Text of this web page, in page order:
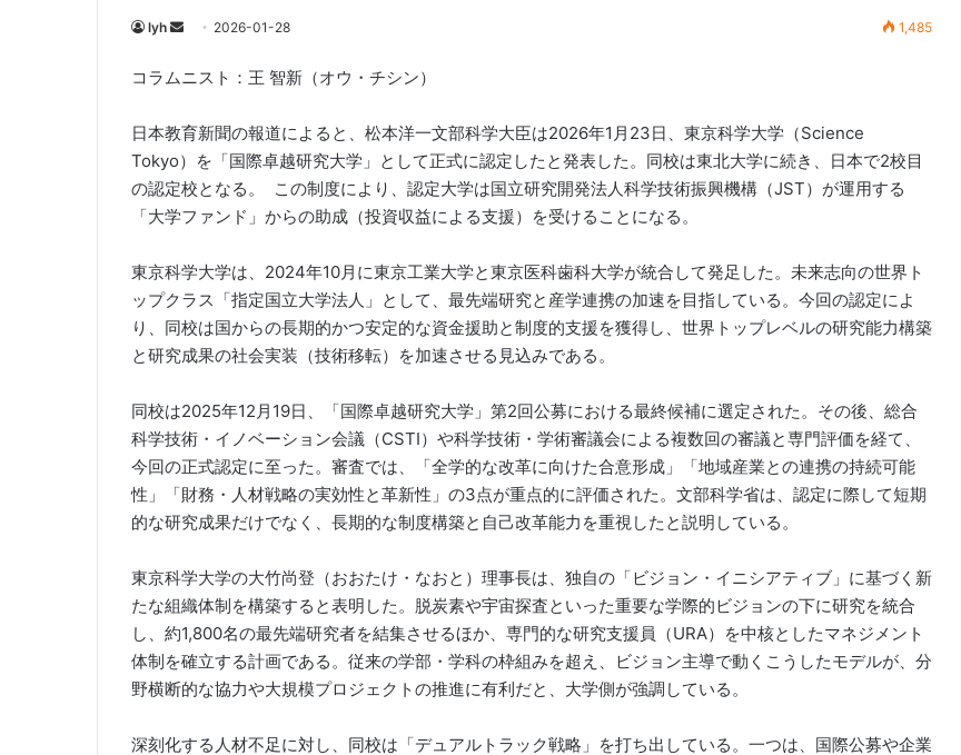
lyh
Send
email
2026-01-28 1,485
コラムニスト：王 智新（オウ・チシン）
日本教育新聞の報道によると、松本洋一文部科学大臣は2026年1月23日、東京科学大学（Science
Tokyo）を「国際卓越研究大学」として正式に認定したと発表した。同校は東北大学に続き、日本で2校目
の認定校となる。 この制度により、認定大学は国立研究開発法人科学技術振興機構（JST）が運用する
「大学ファンド」からの助成（投資収益による支援）を受けることになる。
東京科学大学は、2024年10月に東京工業大学と東京医科歯科大学が統合して発足した。未来志向の世界ト
ップクラス「指定国立大学法人」として、最先端研究と産学連携の加速を目指している。今回の認定によ
り、同校は国からの長期的かつ安定的な資金援助と制度的支援を獲得し、世界トップレベルの研究能力構築
と研究成果の社会実装（技術移転）を加速させる見込みである。
同校は2025年12月19日、「国際卓越研究大学」第2回公募における最終候補に選定された。その後、総合
科学技術・イノベーション会議（CSTI）や科学技術・学術審議会による複数回の審議と専門評価を経て、
今回の正式認定に至った。審査では、「全学的な改革に向けた合意形成」「地域産業との連携の持続可能
性」「財務・人材戦略の実効性と革新性」の3点が重点的に評価された。文部科学省は、認定に際して短期
的な研究成果だけでなく、長期的な制度構築と自己改革能力を重視したと説明している。
東京科学大学の大竹尚登（おおたけ・なおと）理事長は、独自の「ビジョン・イニシアティブ」に基づく新
たな組織体制を構築すると表明した。脱炭素や宇宙探査といった重要な学際的ビジョンの下に研究を統合
し、約1,800名の最先端研究者を結集させるほか、専門的な研究支援員（URA）を中核としたマネジメント
体制を確立する計画である。従来の学部・学科の枠組みを超え、ビジョン主導で動くこうしたモデルが、分
野横断的な協力や大規模プロジェクトの推進に有利だと、大学側が強調している。
深刻化する人材不足に対し、同校は「デュアルトラック戦略」を打ち出している。一つは、国際公募や企業